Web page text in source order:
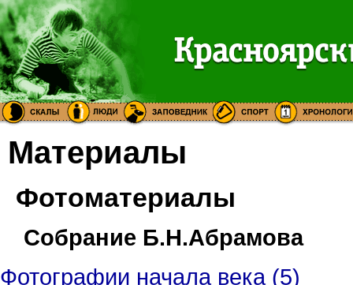
Материалы
Фотоматериалы
Собрание Б.Н.Абрамова
Фотографии начала века (5)